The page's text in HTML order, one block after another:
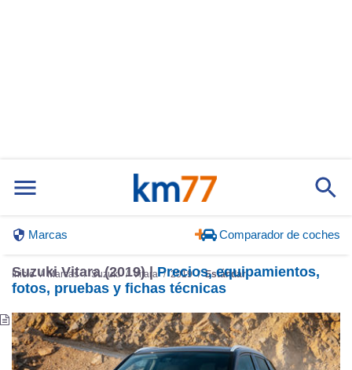
Marcas Comparador de coches
Inicio Marcas Suzuki Vitara 2019 Estándar
Suzuki Vitara (2019) |Precios, equipamientos,
fotos, pruebas y fichas técnicas